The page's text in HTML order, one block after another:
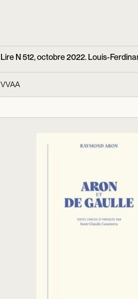
Lire N 512, octobre 2022. Louis-
VVAA